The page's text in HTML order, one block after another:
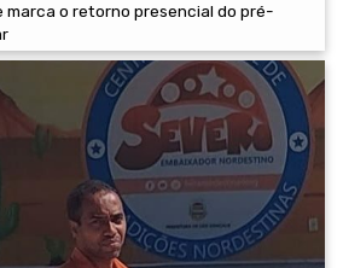
marca o retorno presencial do pré-